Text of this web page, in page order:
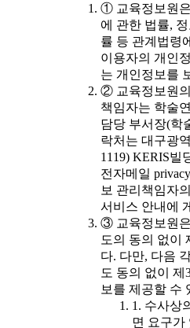
① 교육정보원
에 관한 법률,
률 등 관계법령
이용자의 개인
는 개인정보를
② 교육정보원
책임자는 학술
담당 부서장(학
락처는 대구광
1119) KERIS빌
전자메일
보 관리책임자
서비스 안내에
③ 교육정보원
도의 동의 없이
다. 다만, 다음
도 동의 없이 제
보를 제공할 수
1. 수사상
면 요구가